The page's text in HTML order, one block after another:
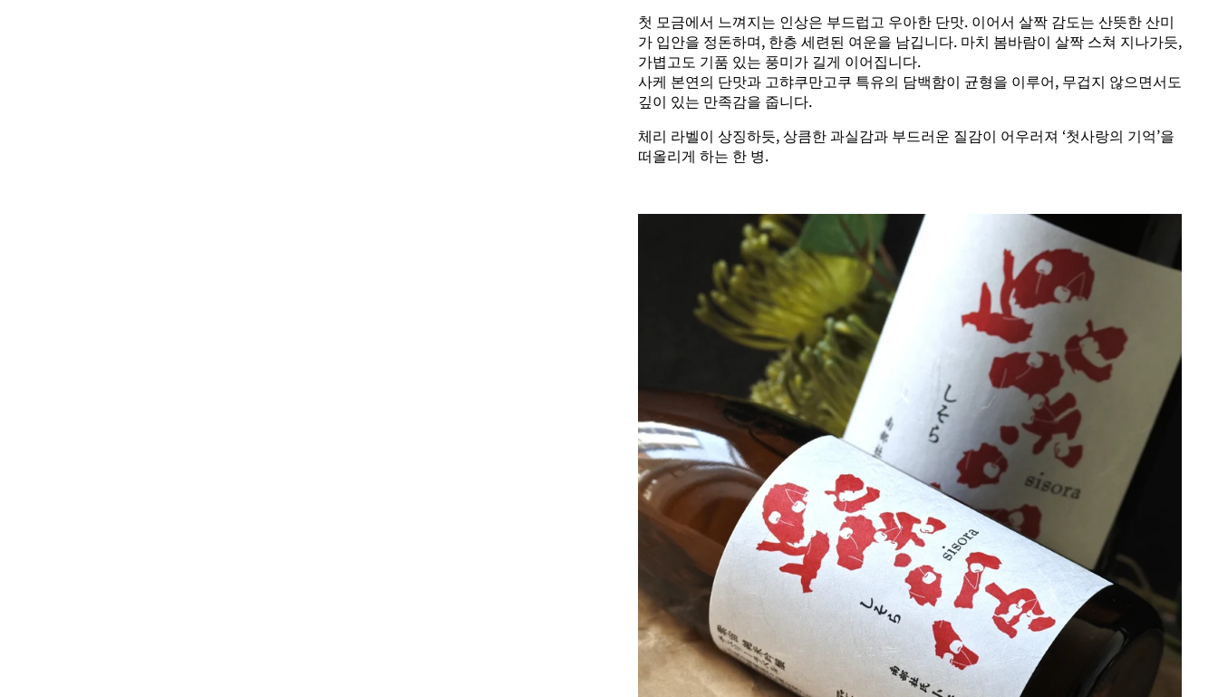
첫 모금에서 느껴지는 인상은 부드럽고 우아한 단맛. 이어서 살짝 감도는 산뜻한 산미
가 입안을 정돈하며, 한층 세련된 여운을 남깁니다. 마치 봄바람이 살짝 스쳐 지나가듯,
가볍고도 기품 있는 풍미가 길게 이어집니다.
사케 본연의 단맛과 고햐쿠만고쿠 특유의 담백함이 균형을 이루어, 무겁지 않으면서도
깊이 있는 만족감을 줍니다.
체리 라벨이 상징하듯, 상큼한 과실감과 부드러운 질감이 어우러져 ‘첫사랑의 기억’을
떠올리게 하는 한 병.